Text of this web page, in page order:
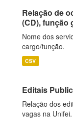
Relação de
(CD), função
Nome dos
cargo/função.
CSV
Editais
Relação dos
vagas na Unifei.